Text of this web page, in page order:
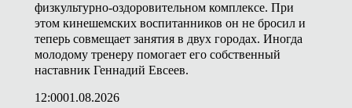
физкультурно-оздоровительном комплексе. При
этом кинешемских воспитанников он не бросил и
теперь совмещает занятия в двух городах. Иногда
молодому тренеру помогает его собственный
наставник Геннадий Евсеев.
12:0001.08.2026